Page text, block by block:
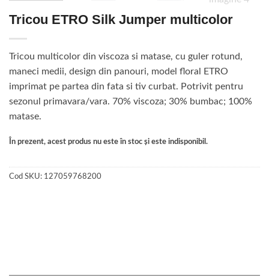
Tricou ETRO Silk Jumper multicolor
Tricou multicolor din viscoza si matase, cu guler rotund,
maneci medii, design din panouri, model floral ETRO
imprimat pe partea din fata si tiv curbat. Potrivit pentru
sezonul primavara/vara. 70% viscoza; 30% bumbac; 100%
matase.
În prezent, acest produs nu este în stoc și este indisponibil.
Cod SKU: 127059768200